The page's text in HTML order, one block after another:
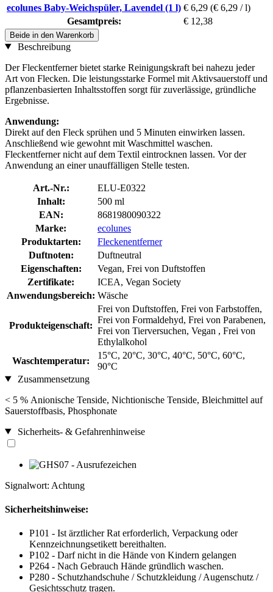
ecolunes Baby-Weichspüler, Lavendel (1 l) € 6,29 (€ 6,29 / l)
Gesamtpreis:
€ 12,38
Beide in den Warenkorb
Beschreibung
Der Fleckentferner bietet starke Reinigungskraft bei nahezu jeder
Art von Flecken. Die leistungsstarke Formel mit Aktivsauerstoff und
pflanzenbasierten Inhaltsstoffen sorgt für zuverlässige, gründliche
Ergebnisse.
Anwendung:
Direkt auf den Fleck sprühen und 5 Minuten einwirken lassen.
Anschließend wie gewohnt mit Waschmittel waschen.
Fleckentferner nicht auf dem Textil eintrocknen lassen. Vor der
Anwendung an einer unauffälligen Stelle testen.
Art.-Nr.:
ELU-E0322
Inhalt:
500 ml
EAN:
8681980090322
Marke:
ecolunes
Produktarten:
Fleckenentferner
Duftnoten:
Duftneutral
Eigenschaften:
Vegan, Frei von Duftstoffen
Zertifikate:
ICEA, Vegan Society
Anwendungsbereich: Wäsche
Produkteigenschaft:
Frei von Duftstoffen, Frei von Farbstoffen,
Frei von Formaldehyd, Frei von Parabenen,
Frei von Tierversuchen, Vegan , Frei von
Ethylalkohol
Waschtemperatur:
15°C, 20°C, 30°C, 40°C, 50°C, 60°C,
90°C
Zusammensetzung
< 5 % Anionische Tenside, Nichtionische Tenside, Bleichmittel auf
Sauerstoffbasis, Phosphonate
Sicherheits- & Gefahrenhinweise
Signalwort: Achtung
Sicherheitshinweise:
P101 - Ist ärztlicher Rat erforderlich, Verpackung oder
Kennzeichnungsetikett bereithalten.
P102 - Darf nicht in die Hände von Kindern gelangen
P264 - Nach Gebrauch Hände gründlich waschen.
P280 - Schutzhandschuhe / Schutzkleidung / Augenschutz /
Gesichtsschutz tragen.